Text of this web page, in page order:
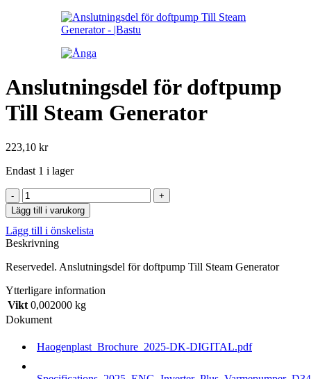
Anslutningsdel för doftpump
Till Steam Generator
223,10 kr
Endast 1 i lager
Anslutningsdel
för
doftpump
Till
Steam
mängd
Lägg till i varukorg
Lägg till i önskelista
Beskrivning
Reservedel. Anslutningsdel för doftpump Till Steam Generator
Ytterligare information
Vikt 0,002000 kg
Dokument
Haogenplast_Brochure_2025-DK-DIGITAL.pdf